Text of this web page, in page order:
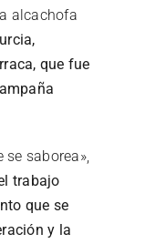
alcachofa
que fue
saborea»,
trabajo
que se
y la